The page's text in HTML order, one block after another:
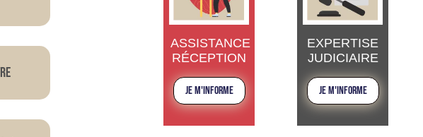
ASSISTANCE
RÉCEPTION
JE M'INFORME
EXPERTISE
JUDICIAIRE
JE M'INFORME